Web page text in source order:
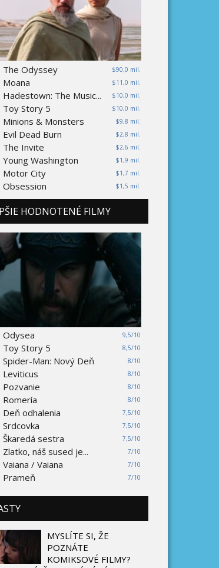
$90,0 mil.
The Odyssey
$11,0 mil.
Moana
$10,0 mil.
Hadestown: The Music...
$10,0 mil.
Toy Story 5
$9,8 mil.
Minions & Monsters
$2,8 mil.
Evil Dead Burn
$2,6 mil.
The Invite
$1,9 mil.
Young Washington
$1,7 mil.
Motor City
$1,5 mil.
Obsession
HODNOTENÉ FILMY
9,5/10
Odysea
8,5/10
Toy Story 5
8/10
Spider-Man: Nový Deň
8/10
Leviticus
8/10
Pozvanie
8/10
Romería
7,5/10
Deň odhalenia
7,5/10
Srdcovka
7,5/10
Škaredá sestra
7/10
Zlatko, náš sused je...
7/10
Vaiana / Vaiana
7/10
Prameň
MYSLÍTE SI, ŽE
POZNÁTE
KOMIKSOVÉ FILMY?